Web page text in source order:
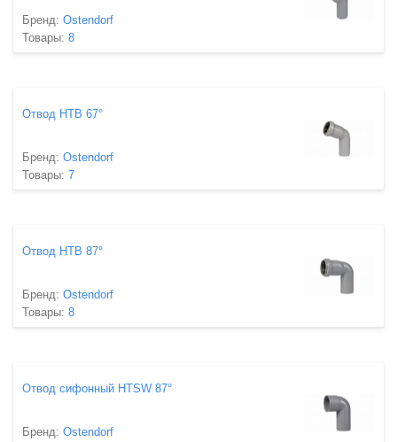
Бренд: Ostendorf
Товары: 8
Отвод HTB 67°
Бренд: Ostendorf
Товары: 7
Отвод HTB 87°
Бренд: Ostendorf
Товары: 8
Отвод сифонный HTSW 87°
Бренд: Ostendorf